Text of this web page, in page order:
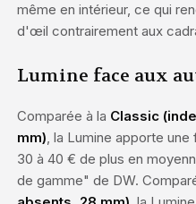
même en intérieur, ce qui
d'œil contrairement aux
Lumine face aux
Comparée à la Classic
mm), la Lumine apporte
30 à 40 € de plus en
de gamme" de DW.